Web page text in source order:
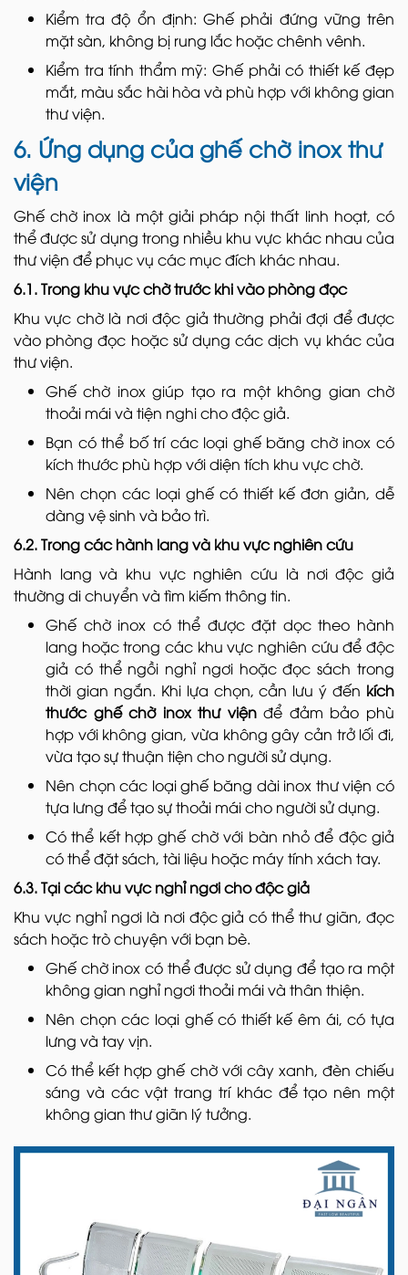
Kiểm tra độ ổn định: Ghế phải đứng vững trên
mặt sàn, không bị rung lắc hoặc chênh vênh.
Kiểm tra tính thẩm mỹ: Ghế phải có thiết kế đẹp
mắt, màu sắc hài hòa và phù hợp với không gian
thư viện.
6. Ứng dụng của ghế chờ inox thư
viện
Ghế chờ inox là một giải pháp nội thất linh hoạt, có
thể được sử dụng trong nhiều khu vực khác nhau của
thư viện để phục vụ các mục đích khác nhau.
6.1. Trong khu vực chờ trước khi vào phòng đọc
Khu vực chờ là nơi độc giả thường phải đợi để được
vào phòng đọc hoặc sử dụng các dịch vụ khác của
thư viện.
Ghế chờ inox giúp tạo ra một không gian chờ
thoải mái và tiện nghi cho độc giả.
Bạn có thể bố trí các loại ghế băng chờ inox có
kích thước phù hợp với diện tích khu vực chờ.
Nên chọn các loại ghế có thiết kế đơn giản, dễ
dàng vệ sinh và bảo trì.
6.2. Trong các hành lang và khu vực nghiên cứu
Hành lang và khu vực nghiên cứu là nơi độc giả
thường di chuyển và tìm kiếm thông tin.
Ghế chờ inox có thể được đặt dọc theo hành
lang hoặc trong các khu vực nghiên cứu để độc
giả có thể ngồi nghỉ ngơi hoặc đọc sách trong
thời gian ngắn. Khi lựa chọn, cần lưu ý đến kích
thước ghế chờ inox thư việnđể đảm bảo phù
hợp với không gian, vừa không gây cản trở lối đi,
vừa tạo sự thuận tiện cho người sử dụng.
Nên chọn các loại ghế băng dài inox thư viện có
tựa lưng để tạo sự thoải mái cho người sử dụng.
Có thể kết hợp ghế chờ với bàn nhỏ để độc giả
có thể đặt sách, tài liệu hoặc máy tính xách tay.
6.3. Tại các khu vực nghỉ ngơi cho độc giả
Khu vực nghỉ ngơi là nơi độc giả có thể thư giãn, đọc
sách hoặc trò chuyện với bạn bè.
Ghế chờ inox có thể được sử dụng để tạo ra một
không gian nghỉ ngơi thoải mái và thân thiện.
Nên chọn các loại ghế có thiết kế êm ái, có tựa
lưng và tay vịn.
Có thể kết hợp ghế chờ với cây xanh, đèn chiếu
sáng và các vật trang trí khác để tạo nên một
không gian thư giãn lý tưởng.